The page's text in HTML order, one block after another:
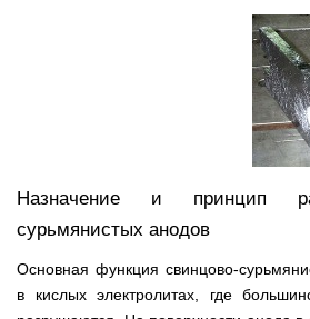
Назначение и принцип
сурьмянистых анодов
Основная функция свинцово-
в кислых электролитах, где